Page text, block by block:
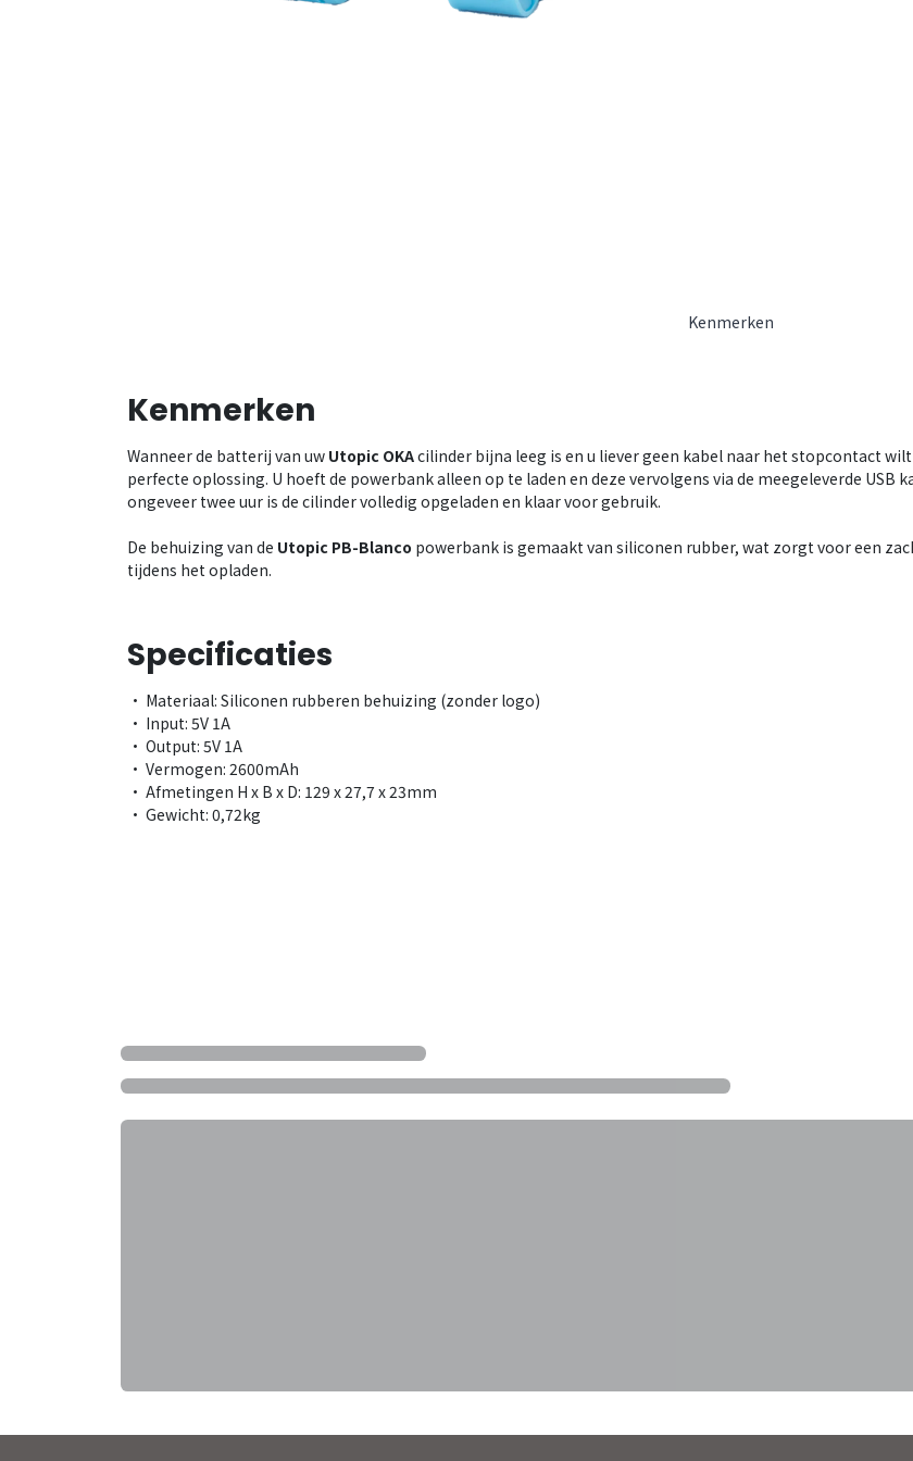
Kenmerken
Kenmerken
Wanneer de batterij van uw Utopic OKAcilinder bijna leeg is en u liever geen kabel naar het stopcontact
perfecte oplossing. U hoeft de powerbank alleen op te laden en deze vervolgens via de meegeleverde USB
ongeveer twee uur is de cilinder volledig opgeladen en klaar voor gebruik.
De behuizing van de Utopic PB-Blanco powerbank is gemaakt van siliconen rubber, wat zorgt voor een
tijdens het opladen.
Specificaties
• Materiaal: Siliconen rubberen behuizing (zonder logo)
• Input: 5V 1A
• Output: 5V 1A
• Vermogen: 2600mAh
• Afmetingen H x B x D: 129 x 27,7 x 23mm
• Gewicht: 0,72kg